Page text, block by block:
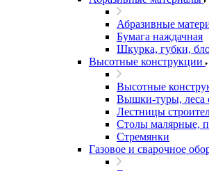
Абразивные
Бумага наждачная
Шкурка, губки,
Высотные конструкции
Высотные
Вышки-туры, леса
Лестницы
Столы малярные,
Стремянки
Газовое и сварочное